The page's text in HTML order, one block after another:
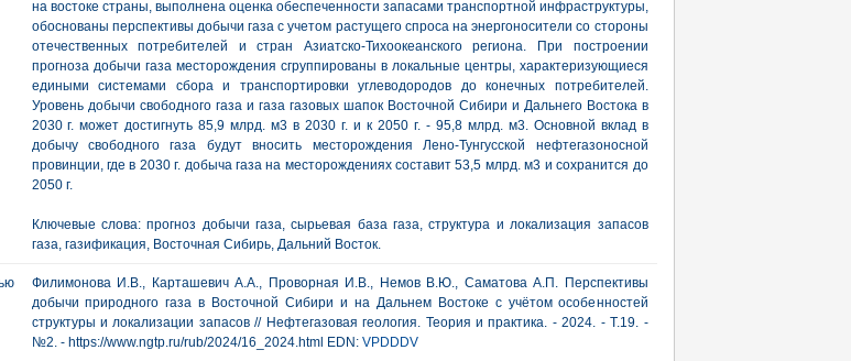
на востоке страны, выполнена оценка обеспеченности запасами транспортной инфраструктуры,
обоснованы перспективы добычи газа с учетом растущего спроса на энергоносители со стороны
отечественных потребителей и стран Азиатско-Тихоокеанского региона. При построении
прогноза добычи газа месторождения сгруппированы в локальные центры, характеризующиеся
едиными системами сбора и транспортировки углеводородов до конечных потребителей.
Уровень добычи свободного газа и газа газовых шапок Восточной Сибири и Дальнего Востока в
2030 г. может достигнуть 85,9 млрд. м3 в 2030 г. и к 2050 г. - 95,8 млрд. м3. Основной вклад в
добычу свободного газа будут вносить месторождения Лено-Тунгусской нефтегазоносной
провинции, где в 2030 г. добыча газа на месторождениях составит 53,5 млрд. м3 и сохранится до
2050 г.
Ключевые слова: прогноз добычи газа, сырьевая база газа, структура и локализация запасов
газа, газификация, Восточная Сибирь, Дальний Восток.
Филимонова И.В., Карташевич А.А., Проворная И.В., Немов В.Ю., Саматова А.П. Перспективы
добычи природного газа в Восточной Сибири и на Дальнем Востоке с учётом особенностей
структуры и локализации запасов // Нефтегазовая геология. Теория и практика. - 2024. - Т.19. -
№2. - https://www.ngtp.ru/rub/2024/16_2024.html EDN: VPDDDV